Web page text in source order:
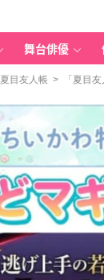
舞台俳優
夏目友人帳 > 「夏目友